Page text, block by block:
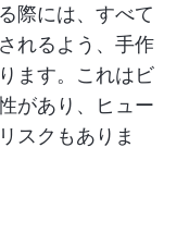
際には、すべて
れるよう、手作
ます。これはビ
があり、ヒュー
スクもありま